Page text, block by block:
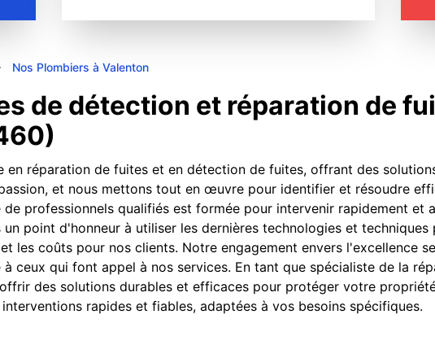
Nos Plombiers à Valenton
de détection et réparation de
en réparation de fuites et en détection de fuites, offrant des
et nous mettons tout en œuvre pour identifier et résoudre
professionnels qualifiés est formée pour intervenir rapidement et
point d'honneur à utiliser les dernières technologies et
les coûts pour nos clients. Notre engagement envers l'excellence
ceux qui font appel à nos services. En tant que spécialiste de la
des solutions durables et efficaces pour protéger votre
rapides et fiables, adaptées à vos besoins spécifiques.